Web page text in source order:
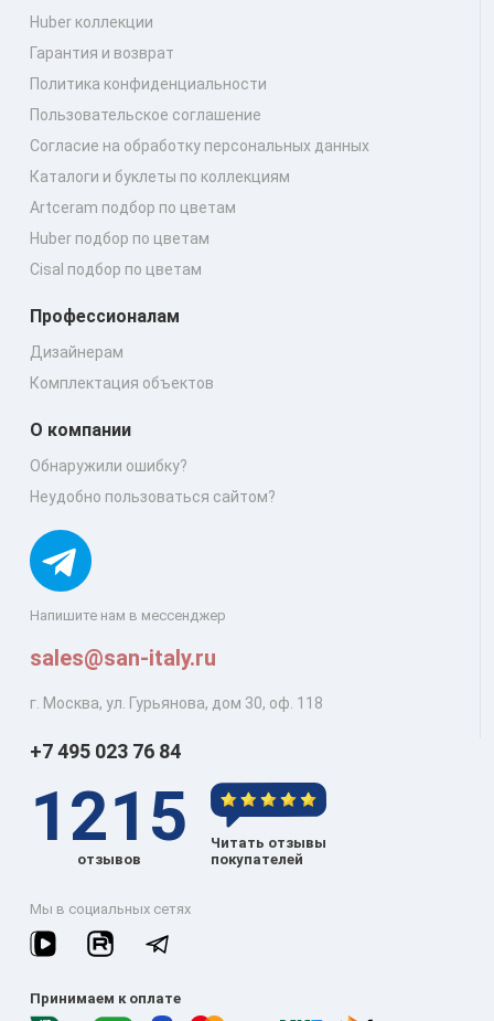
Напишите нам в мессенджер
sales@san-italy.ru
г. Москва, ул. Гурьянова, дом 30, оф. 118
Huber коллекции
Гарантия и возврат
Политика конфиденциальности
Пользовательское соглашение
Согласие на обработку персональных данных
Каталоги и буклеты по коллекциям
Artceram подбор по цветам
Huber подбор по цветам
Cisal подбор по цветам
Профессионалам
Дизайнерам
Комплектация объектов
О компании
Обнаружили ошибку?
Неудобно пользоваться сайтом?
+7 495 023 76 84
1215
отзывов
Читать отзывы
покупателей
Мы в социальных сетях
Принимаем к оплате